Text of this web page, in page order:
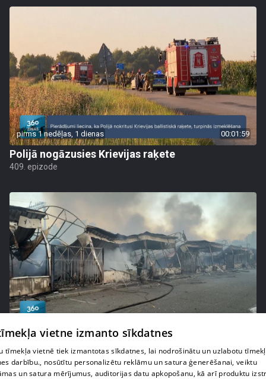
pirms 1 nedēļas, 1 dienas 00:01:59
Polijā nogāzusies Krievijas raķete
409. epizode
Ukrainā piedzīvots viens no pēdējā laika
lielākajiem Krievijas uzbrukumiem
409. epizode
vietne izmanto sīkdatnes
tīmekļa vietnē tiek izmantotas sīkdatnes, lai nodrošinātu un uzlabotu
darbību., nosūtītu personalizētu reklāmu un satura ģenerēšanai, veiktu
un satura mērījumus, auditorijas datu apkopošanu, kā arī produktu